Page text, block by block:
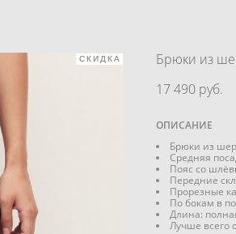
СКИДКА
Брюки из
17 490 pуб.
ОПИСАНИЕ
Брюки из
Средняя
Пояс со
Передние
Прорезные
По бокам в
Длина:
Лучше всего